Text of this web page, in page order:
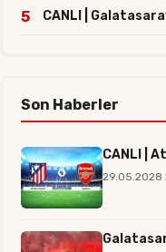
5 CANLI |
Son Haberler
CANLI |
29.05.2028